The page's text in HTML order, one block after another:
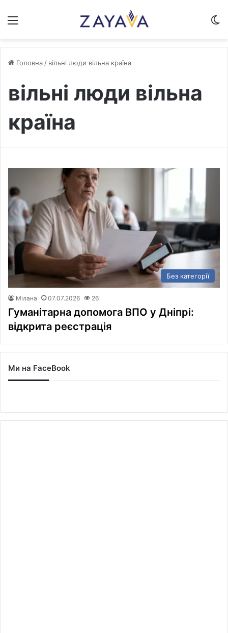
Головна / вільні люди вільна країна
вільні люди вільна
країна
Без категорії
Мілана 07.07.2026 26
Гуманітарна допомога ВПО у Дніпрі:
відкрита реєстрація
Ми на FaceBook